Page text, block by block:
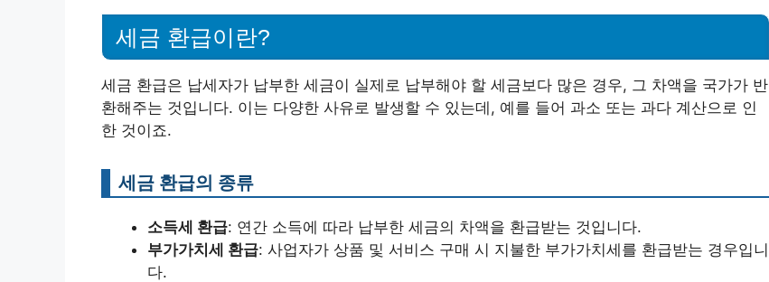
세금 환급이란?
세금 환급은 납세자가 납부한 세금이 실제로 납부해야 할 세금보다 많은 경우, 그 차액을 국가가 반
환해주는 것입니다. 이는 다양한 사유로 발생할 수 있는데, 예를 들어 과소 또는 과다 계산으로 인
한 것이죠.
세금 환급의 종류
소득세 환급: 연간 소득에 따라 납부한 세금의 차액을 환급받는 것입니다.
부가가치세 환급: 사업자가 상품 및 서비스 구매 시 지불한 부가가치세를 환급받는 경우입니
다.